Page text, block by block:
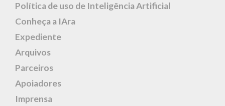
Política de uso de Inteligência Artificial
Conheça a IAra
Expediente
Arquivos
Parceiros
Apoiadores
Imprensa